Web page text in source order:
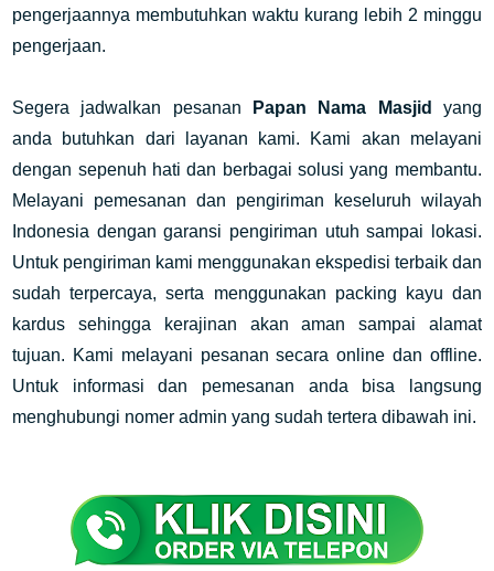
pengerjaannya membutuhkan waktu kurang lebih 2 minggu
pengerjaan.
Segera jadwalkan pesanan Papan Nama Masjid
yang
anda butuhkan dari layanan kami. Kami akan melayani
dengan sepenuh hati dan berbagai solusi yang membantu.
Melayani pemesanan dan pengiriman keseluruh wilayah
Indonesia dengan garansi pengiriman utuh sampai lokasi.
Untuk pengiriman kami menggunakan ekspedisi terbaik dan
sudah terpercaya, serta menggunakan packing kayu dan
kardus sehingga kerajinan akan aman sampai alamat
tujuan. Kami melayani pesanan secara online dan offline.
Untuk informasi dan pemesanan anda bisa langsung
menghubungi nomer admin yang sudah tertera dibawah ini.